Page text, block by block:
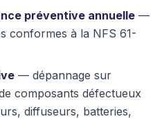
préventive annuelle —
conformes à la NFS 61-
— dépannage sur
composants défectueux
diffuseurs, batteries,